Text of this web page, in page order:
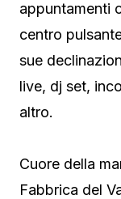
appuntamenti
centro
sue
live, dj set,
altro.
Cuore della
Fabbrica del